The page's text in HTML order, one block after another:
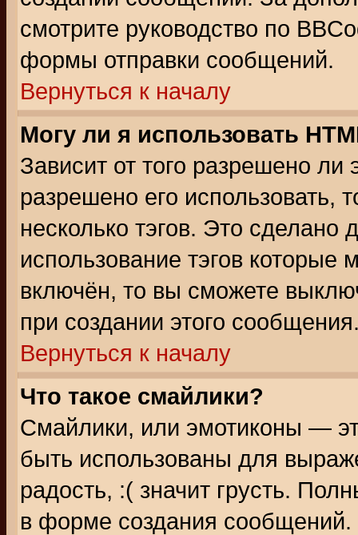
смотрите руководство по
формы отправки сообщений.
Вернуться к началу
Могу ли я использовать
Зависит от того разрешено
разрешено его использовать,
несколько тэгов. Это сделано
использование тэгов
включён, то вы сможете
при создании этого
Вернуться к началу
Что такое смайлики?
Смайлики, или эмотиконы —
быть использованы для
радость, :( значит грусть.
в форме создания сообщений.